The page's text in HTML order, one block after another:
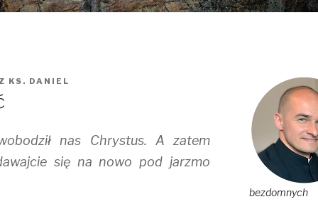
KS. DANIEL
nas Chrystus. A zatem
się na nowo pod jarzmo
bezdomnych